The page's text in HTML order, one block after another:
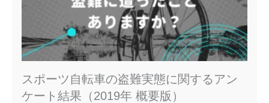
スポーツ自転車の盗難実態に関するアン
ケート結果（2019年 概要版）